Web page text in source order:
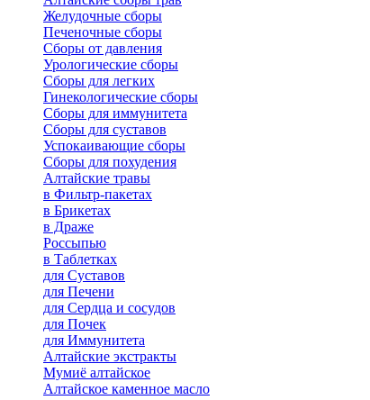
Желудочные сборы
Печеночные сборы
Сборы от давления
Урологические сборы
Сборы для легких
Гинекологические сборы
Сборы для иммунитета
Сборы для суставов
Успокаивающие сборы
Сборы для похудения
Алтайские травы
в Фильтр-пакетах
в Брикетах
в Драже
Россыпью
в Таблетках
для Cуставов
для Печени
для Сердца и сосудов
для Почек
для Иммунитета
Алтайские экстракты
Мумиё алтайское
Алтайское каменное масло